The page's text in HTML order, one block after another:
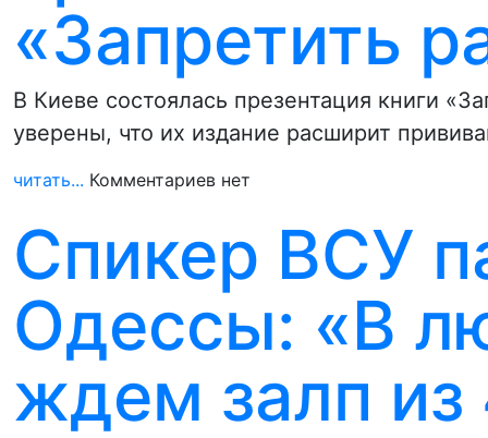
«Запретить
В Киеве состоялась презентация книги
уверены, что их издание расширит
читать... Комментариев нет
Спикер ВСУ
Одессы: «В
ждем залп из